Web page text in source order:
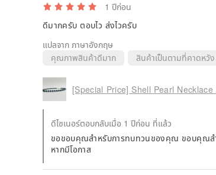
1 ปีก่อน
ดีมากครับ ตอบไว ส่งไวครับ
แปลจาก ภาษาอังกฤษ
คุณภาพสินค้าดีมาก
สินค้าเป็นตามที่คาดหวัง
ดีไซเนอร์ตอบกลับเมื่อ 1 ปีก่อน ที่แล้ว
ขอขอบคุณสำหรับการทบทวนของคุณ ขอบคุณส
หากมีโอกาส